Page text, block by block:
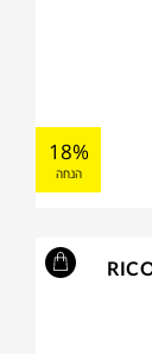
18%
הנחה